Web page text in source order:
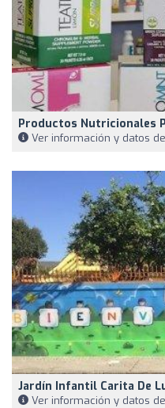
Productos Nutricionales
Ver información y datos
Jardín Infantil Carita De
Ver información y datos